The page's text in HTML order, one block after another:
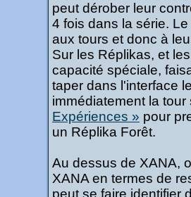
peut dérober leur
4 fois dans la série.
aux tours et donc à
Sur les Réplikas, et
capacité spéciale,
taper dans l'interface
immédiatement la
Expériences » pour
un Réplika Forêt.
Au dessus de XANA,
XANA en termes de
peut se faire identifier